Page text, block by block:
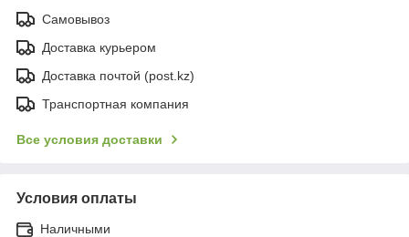
Самовывоз
Доставка курьером
Доставка почтой (post.kz)
Транспортная компания
Все условия доставки
Условия оплаты
Наличными